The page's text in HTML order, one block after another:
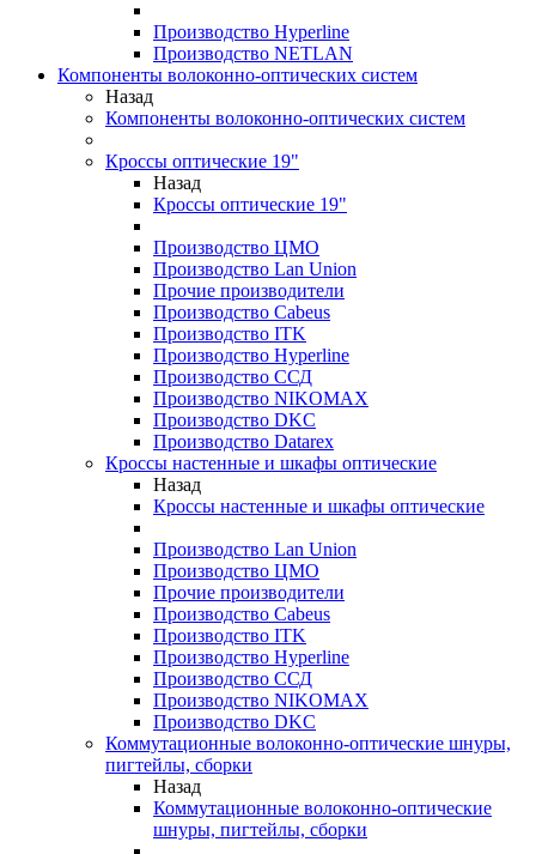
Производство Hyperline
Производство NETLAN
Компоненты волоконно-оптических систем
Назад
Компоненты волоконно-оптических систем
Кроссы оптические 19"
Назад
Кроссы оптические 19"
Производство ЦМО
Производство Lan Union
Прочие производители
Производство Cabeus
Производство ITK
Производство Hyperline
Производство ССД
Производство NIKOMAX
Производство DKC
Производство Datarex
Кроссы настенные и шкафы оптические
Назад
Кроссы настенные и шкафы оптические
Производство Lan Union
Производство ЦМО
Прочие производители
Производство Cabeus
Производство ITK
Производство Hyperline
Производство ССД
Производство NIKOMAX
Производство DKC
Коммутационные волоконно-оптические шнуры,
пигтейлы, сборки
Назад
Коммутационные волоконно-оптические
шнуры, пигтейлы, сборки